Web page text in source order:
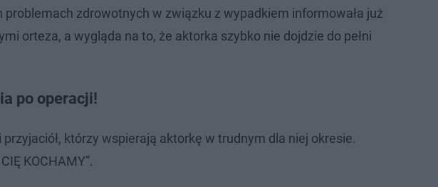
zdrowotnych w związku z wypadkiem informowała już
orteza, a wygląda na to, że aktorka szybko nie dojdzie do pełni
po operacji!
którzy wspierają aktorkę w trudnym dla niej okresie.
KOCHAMY”.